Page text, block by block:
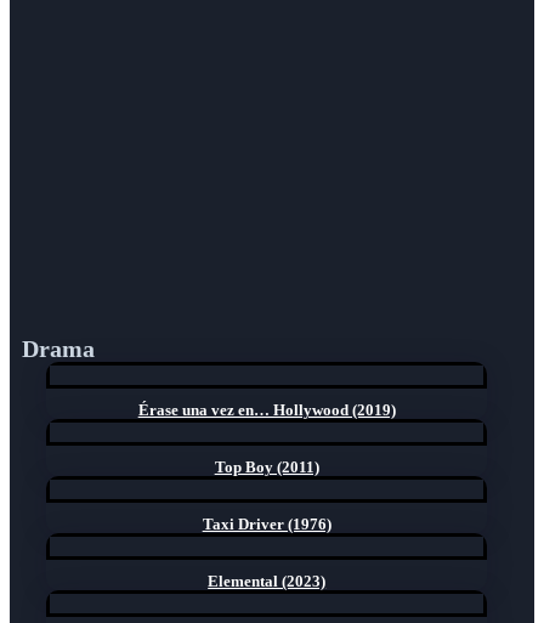
Drama
Érase una vez en… Hollywood (2019)
Top Boy (2011)
Taxi Driver (1976)
Elemental (2023)